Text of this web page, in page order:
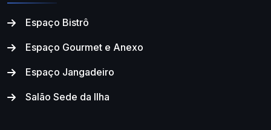
Espaço Bistrô
Espaço Gourmet e Anexo
Espaço Jangadeiro
Salão Sede da Ilha